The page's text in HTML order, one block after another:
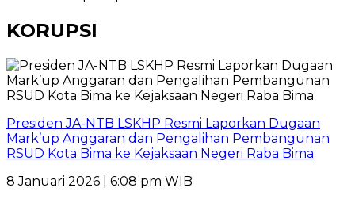
KORUPSI
Presiden JA-NTB LSKHP Resmi Laporkan Dugaan
Mark’up Anggaran dan Pengalihan Pembangunan
RSUD Kota Bima ke Kejaksaan Negeri Raba Bima
8 Januari 2026 | 6:08 pm WIB